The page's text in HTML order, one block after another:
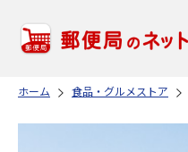
ホーム 食品・グルメストア